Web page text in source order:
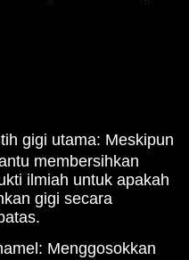
gigi utama: Meskipun
membersihkan
ilmiah untuk apakah
gigi secara
Menggosokkan